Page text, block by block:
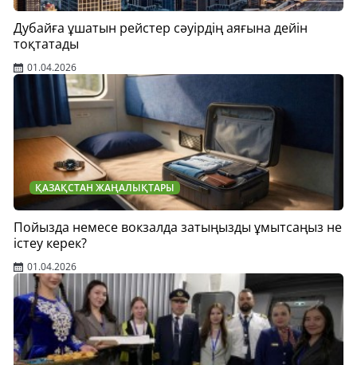
Дубайға ұшатын рейстер сәуірдің аяғына дейін
тоқтатады
01.04.2026
ҚАЗАҚСТАН ЖАҢАЛЫҚТАРЫ
Пойызда немесе вокзалда затыңызды ұмытсаңыз не
істеу керек?
01.04.2026